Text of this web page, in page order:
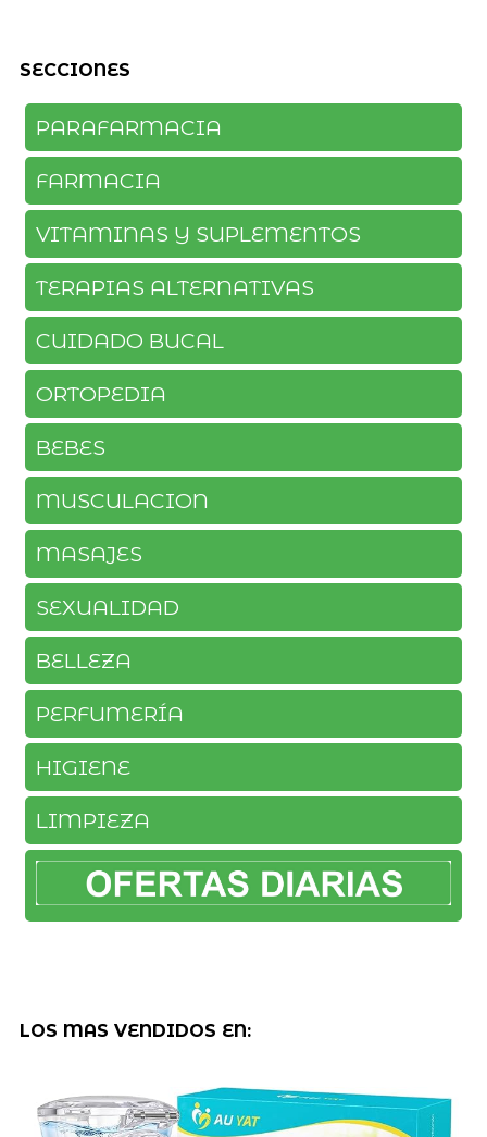
SECCIONES
PARAFARMACIA
FARMACIA
VITAMINAS Y SUPLEMENTOS
TERAPIAS ALTERNATIVAS
CUIDADO BUCAL
ORTOPEDIA
BEBES
MUSCULACION
MASAJES
SEXUALIDAD
BELLEZA
PERFUMERÍA
HIGIENE
LIMPIEZA
LOS MAS VENDIDOS EN: